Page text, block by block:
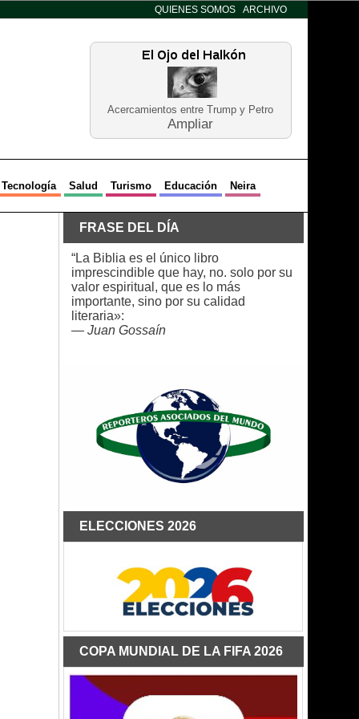
QUIENES SOMOS ARCHIVO
Acercamientos entre Trump y Petro
Ampliar
Tecnología Salud Turismo Educación Neira
FRASE DEL DÍA
“La Biblia es el único libro
imprescindible que hay, no. solo por su
valor espiritual, que es lo más
importante, sino por su calidad
literaria»:
— Juan Gossaín
ELECCIONES 2026
COPA MUNDIAL DE LA FIFA 2026